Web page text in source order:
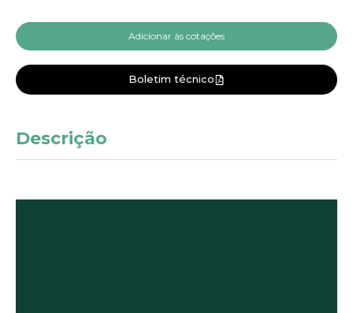
Adicionar às cotações
Boletim técnico
Descrição